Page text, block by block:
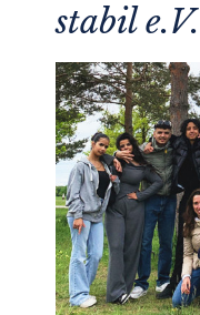
stabil e.V.